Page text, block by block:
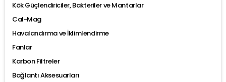
Kök Güçlendiriciler, Bakteriler ve Mantarlar
Cal-Mag
Havalandırma ve İklimlendirme
Fanlar
Karbon Filtreler
Bağlantı Aksesuarları